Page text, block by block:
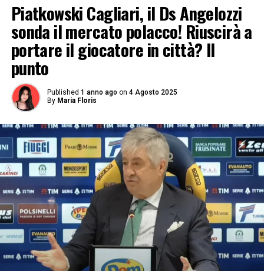
Piatkowski Cagliari, il Ds Angelozzi
sonda il mercato polacco! Riuscirà a
portare il giocatore in città? Il
punto
Published 1 anno ago on 4 Agosto 2025
By Maria Floris